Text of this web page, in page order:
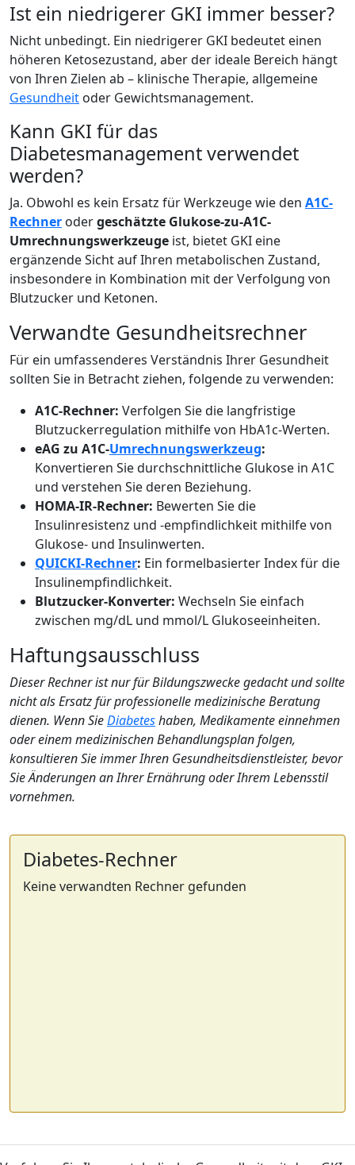
Ist ein niedrigerer GKI immer besser?
Nicht unbedingt. Ein niedrigerer GKI bedeutet einen
höheren Ketosezustand, aber der ideale Bereich hängt
von Ihren Zielen ab – klinische Therapie, allgemeine
Gesundheit oder Gewichtsmanagement.
Kann GKI für das
Diabetesmanagement verwendet
werden?
Ja. Obwohl es kein Ersatz für Werkzeuge wie den A1C-
Rechner odergeschätzte Glukose-zu-A1C-
Umrechnungswerkzeuge ist, bietet GKI eine
ergänzende Sicht auf Ihren metabolischen Zustand,
insbesondere in Kombination mit der Verfolgung von
Blutzucker und Ketonen.
Verwandte Gesundheitsrechner
Für ein umfassenderes Verständnis Ihrer Gesundheit
sollten Sie in Betracht ziehen, folgende zu verwenden:
A1C-Rechner: Verfolgen Sie die langfristige
Blutzuckerregulation mithilfe von HbA1c-Werten.
eAG zu A1C-Umrechnungswerkzeug:
Konvertieren Sie durchschnittliche Glukose in A1C
und verstehen Sie deren Beziehung.
HOMA-IR-Rechner: Bewerten Sie die
Insulinresistenz und -empfindlichkeit mithilfe von
Glukose- und Insulinwerten.
QUICKI-Rechner: Ein formelbasierter Index für die
Insulinempfindlichkeit.
Blutzucker-Konverter: Wechseln Sie einfach
zwischen mg/dL und mmol/L Glukoseeinheiten.
Haftungsausschluss
Dieser Rechner ist nur für Bildungszwecke gedacht und sollte
nicht als Ersatz für professionelle medizinische Beratung
dienen. Wenn SieDiabeteshaben, Medikamente einnehmen
oder einem medizinischen Behandlungsplan folgen,
konsultieren Sie immer Ihren Gesundheitsdienstleister, bevor
Sie Änderungen an Ihrer Ernährung oder Ihrem Lebensstil
vornehmen.
Diabetes-Rechner
Keine verwandten Rechner gefunden